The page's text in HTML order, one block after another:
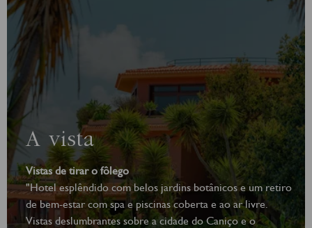
A vista
Vistas de tirar o fôlego
"Hotel esplêndido com belos jardins botânicos e um retiro
de bem-estar com spa e piscinas coberta e ao ar livre.
Vistas deslumbrantes sobre a cidade do Caniço e o